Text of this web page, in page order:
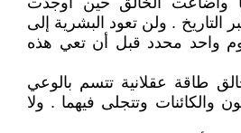
التاريخ . ولن تعود البشرية إلى
واحد محدد قبل أن تعي هذه
طاقة عقلانية تتسم بالوعي
والكائنات وتتجلى فيهما . ولا